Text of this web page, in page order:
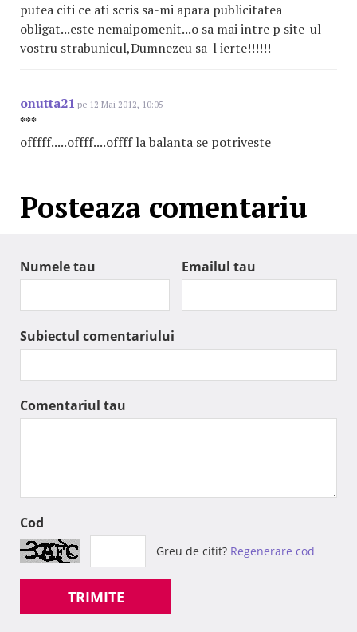
putea citi ce ati scris sa-mi apara publicitatea
obligat...este nemaipomenit...o sa mai intre p site-ul
vostru strabunicul,Dumnezeu sa-l ierte!!!!!!
onutta21 pe 12 Mai 2012, 10:05
***
offfff.....offff....offff la balanta se potriveste
Posteaza comentariu
Numele tau Emailul tau
Subiectul comentariului
Comentariul tau
Cod
Greu de citit? Regenerare cod
TRIMITE